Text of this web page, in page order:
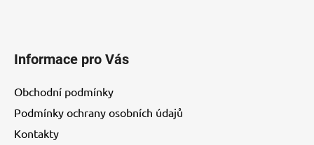
Informace pro Vás
Obchodní podmínky
Podmínky ochrany osobních údajů
Kontakty